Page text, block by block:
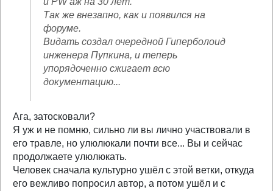
Так же внезапно, как и появился на
форуме.
Видать создал очередной Гиперболоид
инженера Пупкина, и теперь
упорядоченно сжигает всю
документацию...
Ага, затосковали?
Я уж и не помню, сильно ли вы лично участвовали в
его травле, но улюлюкали почти все... Вы и сейчас
продолжаете улюлюкать.
Человек сначала культурно ушёл с этой ветки, откуда
его вежливо попросил автор, а потом ушёл и с